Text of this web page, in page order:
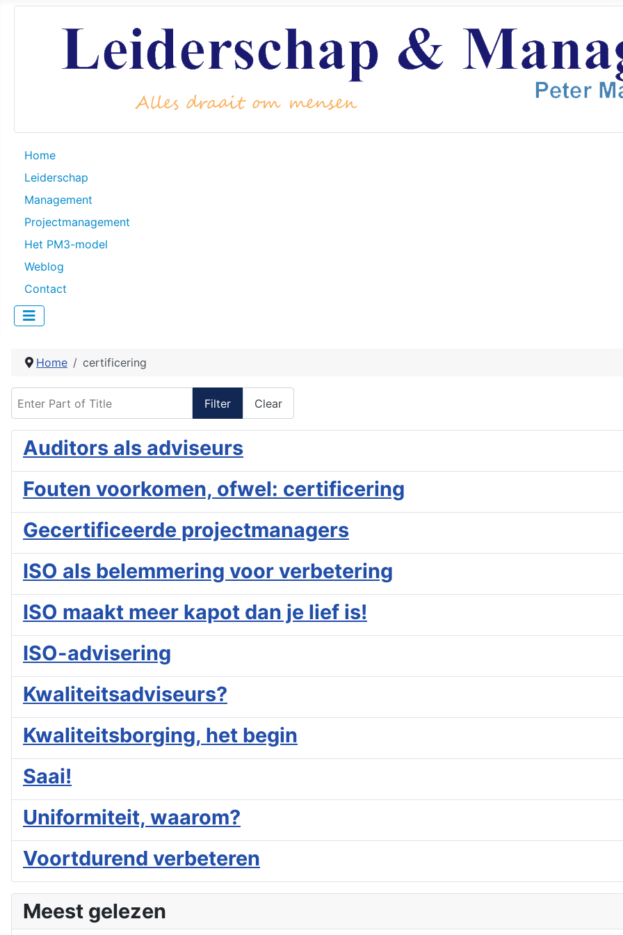
Home
Leiderschap
Management
Projectmanagement
Het PM3-model
Weblog
Contact
Home certificering
Filter Clear
Auditors als adviseurs
Fouten voorkomen, ofwel: certificering
Gecertificeerde projectmanagers
ISO als belemmering voor verbetering
ISO maakt meer kapot dan je lief is!
ISO-advisering
Kwaliteitsadviseurs?
Kwaliteitsborging, het begin
Saai!
Uniformiteit, waarom?
Voortdurend verbeteren
Meest gelezen